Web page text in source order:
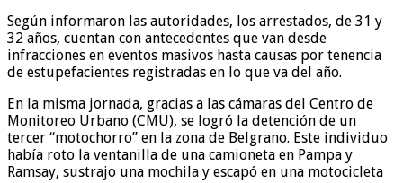
Según informaron las autoridades, los arrestados, de 31 y
32 años, cuentan con antecedentes que van desde
infracciones en eventos masivos hasta causas por tenencia
de estupefacientes registradas en lo que va del año.
En la misma jornada, gracias a las cámaras del Centro de
Monitoreo Urbano (CMU), se logró la detención de un
tercer “motochorro” en la zona de Belgrano. Este individuo
había roto la ventanilla de una camioneta en Pampa y
Ramsay, sustrajo una mochila y escapó en una motocicleta